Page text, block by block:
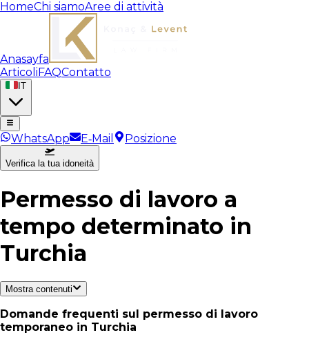
HomeChi siamoAree di attività
Anasayfa
ArticoliFAQContatto
IT
WhatsApp E‑Mail Posizione
Verifica la tua idoneità
Permesso di lavoro a
tempo determinato in
Turchia
Mostra contenuti
Domande frequenti sul permesso di lavoro
temporaneo in Turchia